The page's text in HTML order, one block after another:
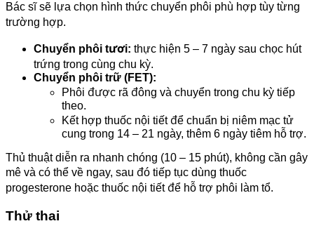
Bác sĩ sẽ lựa chọn hình thức chuyển phôi phù hợp tùy từng
trường hợp.
Chuyển phôi tươi: thực hiện 5 – 7 ngày sau chọc hút
trứng trong cùng chu kỳ.
Chuyển phôi trữ (FET):
Phôi được rã đông và chuyển trong chu kỳ tiếp
theo.
Kết hợp thuốc nội tiết để chuẩn bị niêm mạc tử
cung trong 14 – 21 ngày, thêm 6 ngày tiêm hỗ trợ.
Thủ thuật diễn ra nhanh chóng (10 – 15 phút), không cần gây
mê và có thể về ngay, sau đó tiếp tục dùng thuốc
progesterone hoặc thuốc nội tiết để hỗ trợ phôi làm tổ.
Thử thai